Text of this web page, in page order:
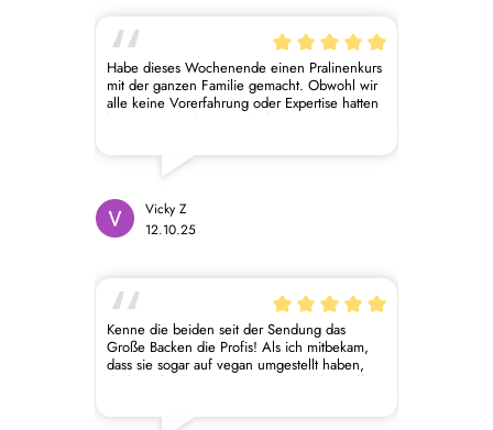
Habe dieses Wochenende einen Pralinenkurs
mit der ganzen Familie gemacht. Obwohl wir
alle keine Vorerfahrung oder Expertise hatten
konnten wir sehr gut mithalten ☺️ Die
gemacht! Wir sind mit ganz viel neuem
Wissen und einer großen Packung
gefahren ☺️ Den Kurs würde ich wirklich
immer wieder machen und auch
bestengewissens weiterempfehlen ☺️☺️
Vicky Z
12.10.25
Kenne die beiden seit der Sendung das
Große Backen die Profis! Als ich mitbekam,
dass sie sogar auf vegan umgestellt haben,
dachte ich: die Besten der Besten übertreffen
Ethik, megastark 🌱🤍